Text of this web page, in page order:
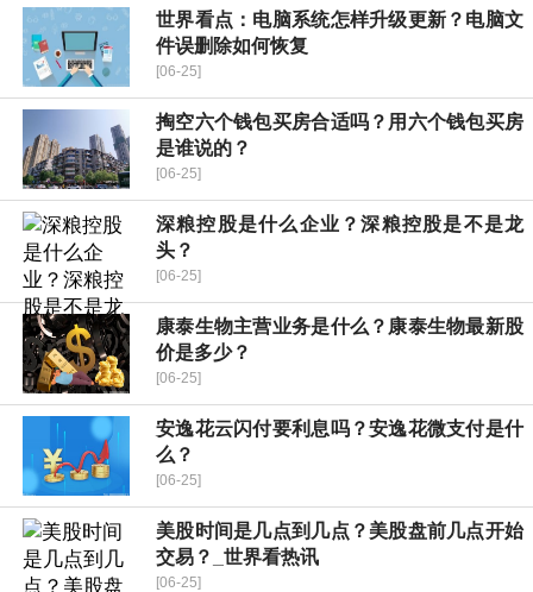
世界看点：电脑系统怎样升级更新？电脑文
件误删除如何恢复
[06-25]
掏空六个钱包买房合适吗？用六个钱包买房
是谁说的？
[06-25]
深粮控股是什么企业？深粮控股是不是龙
头？
[06-25]
康泰生物主营业务是什么？康泰生物最新股
价是多少？
[06-25]
安逸花云闪付要利息吗？安逸花微支付是什
么？
[06-25]
美股时间是几点到几点？美股盘前几点开始
交易？_世界看热讯
[06-25]